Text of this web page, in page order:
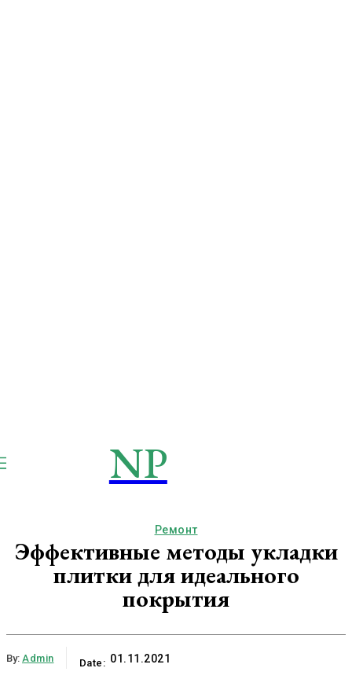
NP
Ремонт
Эффективные методы укладки
плитки для идеального
покрытия
By: Admin Date: 01.11.2021